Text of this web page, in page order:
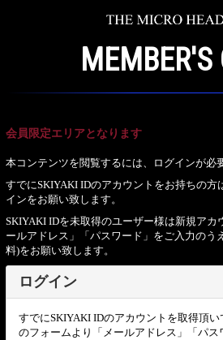
MEMBER'S
会員限定エリアとなります
本コンテンツを閲覧するには、ログインが必
すでにSKIYAKI IDのアカウントをお持ちの方
インをお願い致します。
SKIYAKI IDを未取得のユーザー様は新規アカ
ールアドレス」「パスワード」をご入力のう
料)をお願い致します。
ログイン
すでにSKIYAKI IDのアカウントを取得頂
のフォームより「メールアドレス」「パス